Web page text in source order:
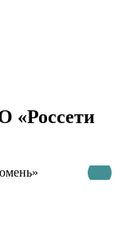
«Россети